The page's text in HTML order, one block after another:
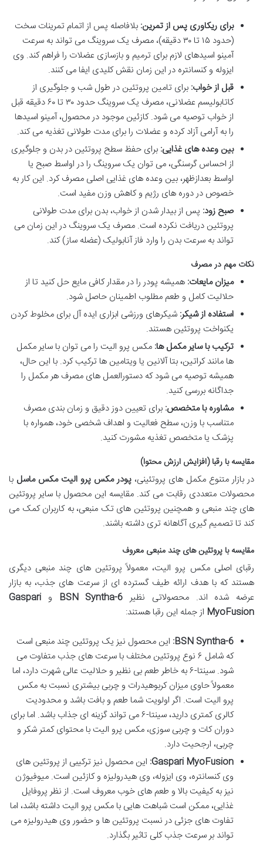
برای ریکاوری پس از تمرین: بلافاصله پس از اتمام تمرینات سخت
(حدود ۱۵ تا ۳۰ دقیقه)، مصرف یک سروینگ می تواند به سرعت
آمینو اسیدهای لازم برای ترمیم و بازسازی عضلات را فراهم کند. وی
ایزوله و کنسانتره در این زمان نقش کلیدی ایفا می کنند.
قبل از خواب: برای تامین پروتئین در طول شب و جلوگیری از
کاتابولیسم عضلانی، مصرف یک سروینگ حدود ۳۰ تا ۶۰ دقیقه قبل
از خواب توصیه می شود. کازئین موجود در محصول، آمینو اسیدها
را به آرامی آزاد کرده و عضلات را برای مدت طولانی تغذیه می کند.
بین وعده های غذایی: برای حفظ سطح پروتئین در بدن و جلوگیری
از احساس گرسنگی، می توان یک سروینگ را در اواسط صبح یا
اواسط بعدازظهر، بین وعده های غذایی اصلی مصرف کرد. این کار به
خصوص در دوره های رژیم و کاهش وزن مفید است.
صبح زود: پس از بیدار شدن از خواب، بدن برای مدت طولانی
پروتئین دریافت نکرده است. مصرف یک سروینگ در این زمان می
تواند به سرعت بدن را وارد فاز آنابولیک (عضله ساز) کند.
نکات مهم در مصرف
میزان مایعات: همیشه پودر را در مقدار کافی مایع حل کنید تا از
حلالیت کامل و طعم مطلوب اطمینان حاصل شود.
استفاده از شیکر: شیکرهای ورزشی ابزاری ایده آل برای مخلوط کردن
یکنواخت پروتئین هستند.
ترکیب با سایر مکمل ها: مکس پرو الیت را می توان با سایر مکمل
ها مانند کراتین، بتا آلانین یا ویتامین ها ترکیب کرد. با این حال،
همیشه توصیه می شود که دستورالعمل های مصرف هر مکمل را
جداگانه بررسی کنید.
مشاوره با متخصص: برای تعیین دوز دقیق و زمان بندی مصرف
متناسب با وزن، سطح فعالیت و اهداف شخصی خود، همواره با
پزشک یا متخصص تغذیه مشورت کنید.
مقایسه با رقبا (افزایش ارزش محتوا)
در بازار متنوع مکمل های پروتئینی، پودر مکس پرو الیت مکس ماسل با
محصولات متعددی رقابت می کند. مقایسه این محصول با سایر پروتئین
های چند منبعی و همچنین پروتئین های تک منبعی، به کاربران کمک می
کند تا تصمیم گیری آگاهانه تری داشته باشند.
مقایسه با پروتئین های چند منبعی معروف
رقبای اصلی مکس پرو الیت، معمولاً پروتئین های چند منبعی دیگری
هستند که با هدف ارائه طیف گسترده ای از سرعت های جذب، به بازار
عرضه شده اند. محصولاتی نظیر BSN Syntha-6 و Gaspari
MyoFusion از جمله این رقبا هستند:
BSN Syntha-6: این محصول نیز یک پروتئین چند منبعی است
که شامل ۶ نوع پروتئین مختلف با سرعت های جذب متفاوت می
شود. سینتا-۶ به خاطر طعم بی نظیر و حلالیت عالی شهرت دارد، اما
معمولاً حاوی میزان کربوهیدرات و چربی بیشتری نسبت به مکس
پرو الیت است. اگر اولویت شما طعم و بافت باشد و محدودیت
کالری کمتری دارید، سینتا-۶ می تواند گزینه ای جذاب باشد. اما برای
دوران کات و چربی سوزی، مکس پرو الیت با محتوای کمتر شکر و
چربی، ارجحیت دارد.
Gaspari MyoFusion: این محصول نیز ترکیبی از پروتئین های
وی کنسانتره، وی ایزوله، وی هیدرولیزه و کازئین است. میوفیوژن
نیز به کیفیت بالا و طعم های خوب معروف است. از نظر پروفایل
غذایی، ممکن است شباهت هایی با مکس پرو الیت داشته باشد، اما
تفاوت های جزئی در نسبت پروتئین ها و حضور وی هیدرولیزه می
تواند بر سرعت جذب کلی تاثیر بگذارد.